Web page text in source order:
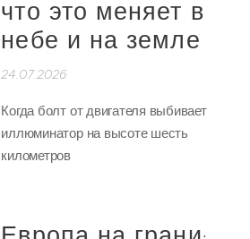
что это меняет в
небе и на земле
24.07.2026
Когда болт от двигателя выбивает
иллюминатор на высоте шесть
километров